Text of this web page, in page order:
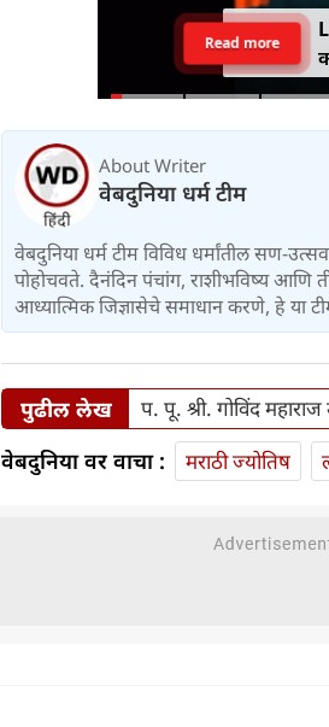
Read more
About Writer
वेबदुनिया धर्म टीम
वेबदुनिया धर्म टीम विविध धर्मांतील सण-
पोहोचवते. दैनंदिन पंचांग, राशीभविष्य आणि
आध्यात्मिक जिज्ञासेचे समाधान करणे, हे या
पुढील लेख प. पू. श्री. गोविंद
वेबदुनिया वर वाचा : मराठी ज्योतिष